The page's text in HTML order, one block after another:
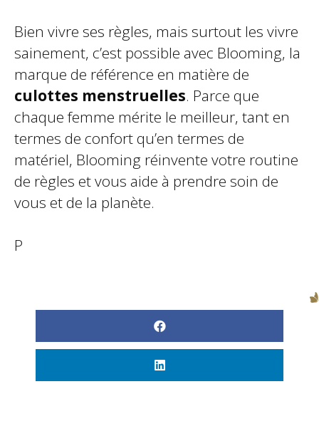
Bien vivre ses règles, mais surtout les vivre
sainement, c’est possible avec Blooming, la
marque de référence en matière de
culottes menstruelles. Parce que
chaque femme mérite le meilleur, tant en
termes de confort qu’en termes de
matériel, Blooming réinvente votre routine
de règles et vous aide à prendre soin de
vous et de la planète.
P